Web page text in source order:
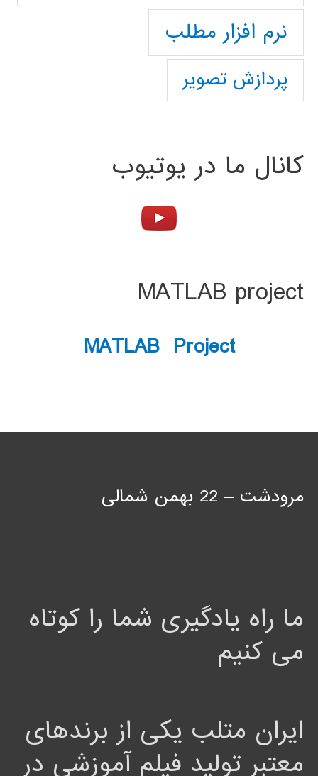
نرم افزار مطلب
پردازش تصویر
کانال ما در یوتیوب
MATLAB project
MATLAB Project
مرودشت – 22 بهمن شمالی
ما راه یادگیری شما را کوتاه
می کنیم
ایران متلب یکی از برندهای
معتبر تولید فیلم آموزشی در